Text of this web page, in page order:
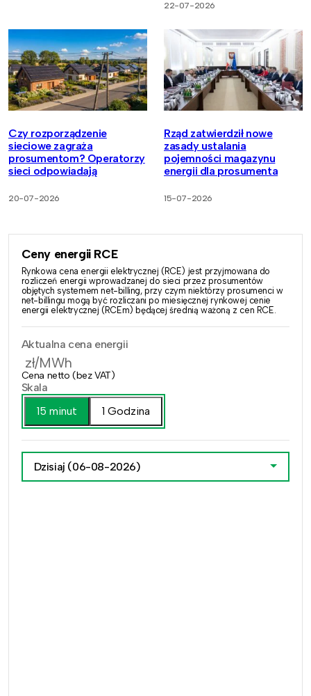
22-07-2026
Czy rozporządzenie
sieciowe zagraża
prosumentom? Operatorzy
sieci odpowiadają
20-07-2026
Rząd zatwierdził nowe
zasady ustalania
pojemności magazynu
energii dla prosumenta
15-07-2026
Ceny energii RCE
Rynkowa cena energii elektrycznej (RCE) jest przyjmowana do
rozliczeń energii wprowadzanej do sieci przez prosumentów
objętych systemem net-billing, przy czym niektórzy prosumenci w
net-billingu mogą być rozliczani po miesięcznej rynkowej cenie
energii elektrycznej (RCEm) będącej średnią ważoną z cen RCE.
Aktualna cena energii
zł/MWh
Cena netto (bez VAT)
Skala
15 minut
1 Godzina
Dzisiaj (06-08-2026)